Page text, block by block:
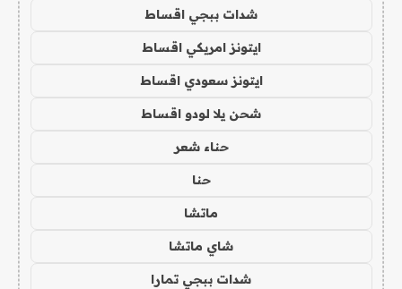
شدات ببجي اقساط
ايتونز امريكي اقساط
ايتونز سعودي اقساط
شحن يلا لودو اقساط
حناء شعر
حنا
ماتشا
شاي ماتشا
شدات ببجي تمارا